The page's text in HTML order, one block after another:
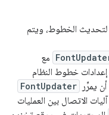
لتحديث الخطوط، ويتم
مع
خطوط النظام
يمرِّر
FontUpdater
الاتصال بين العمليات